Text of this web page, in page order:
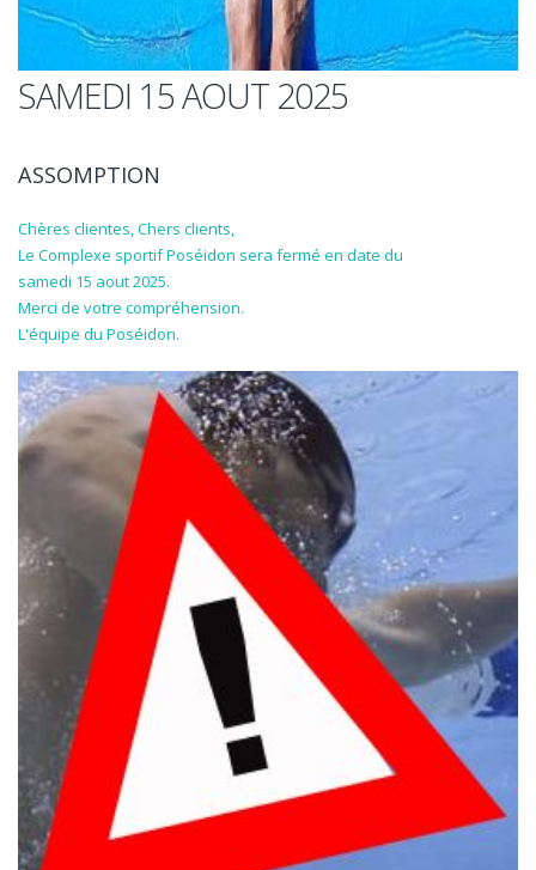
SAMEDI 15 AOUT 2025
ASSOMPTION
Chères clientes, Chers clients,
Le Complexe sportif Poséidon sera fermé en date du
samedi 15 aout 2025.
Merci de votre compréhension.
L'équipe du Poséidon.